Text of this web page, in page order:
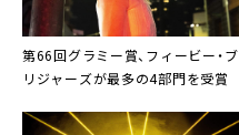
第66回グラミー賞、フィービー・ブ
リジャーズが最多の4部門を受賞